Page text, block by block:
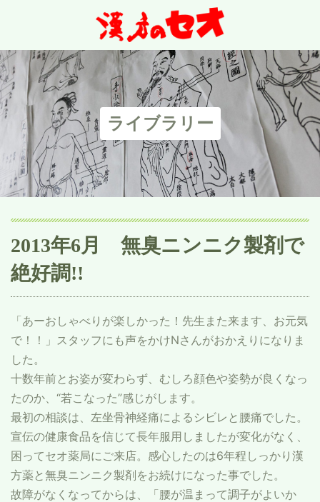
ライブラリー
2013年6月 無臭ニンニク製剤で
絶好調!!
「あーおしゃべりが楽しかった！先生また来ます、お元気
で！！」スタッフにも声をかけNさんがおかえりになりま
した。
十数年前とお姿が変わらず、むしろ顔色や姿勢が良くなっ
たのか、“若こなった”感じがします。
最初の相談は、左坐骨神経痛によるシビレと腰痛でした。
宣伝の健康食品を信じて長年服用しましたが変化がなく、
困ってセオ薬局にご来店。感心したのは6年程しっかり漢
方薬と無臭ニンニク製剤をお続けになった事でした。
故障がなくなってからは、「腰が温まって調子がよいか